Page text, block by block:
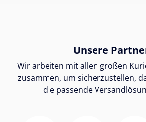
Unsere
Wir arbeiten mit allen großen
zusammen, um sicherzustellen,
die passende